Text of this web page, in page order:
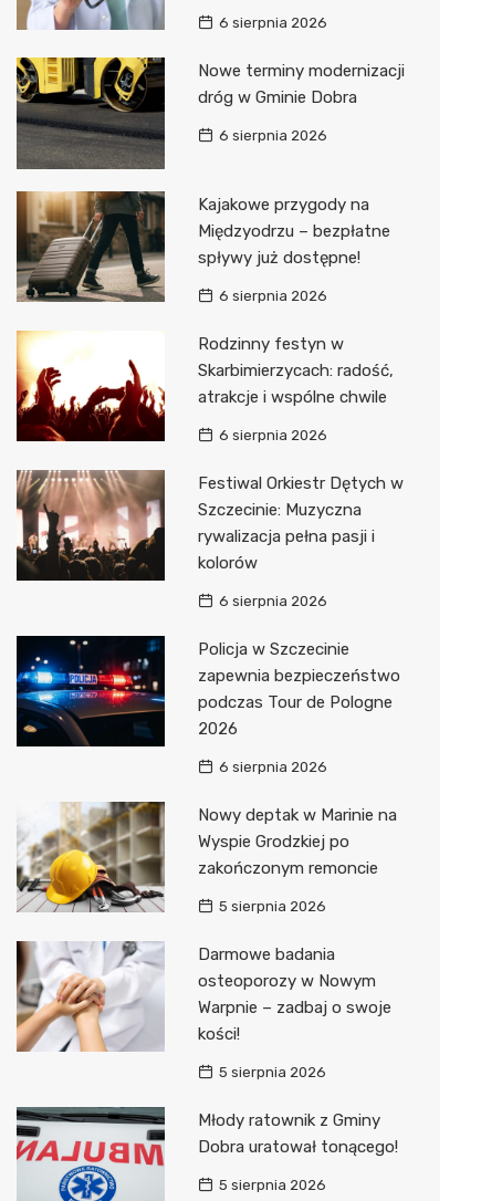
6 sierpnia 2026
Nowe terminy modernizacji
dróg w Gminie Dobra
6 sierpnia 2026
Kajakowe przygody na
Międzyodrzu – bezpłatne
spływy już dostępne!
6 sierpnia 2026
Rodzinny festyn w
Skarbimierzycach: radość,
atrakcje i wspólne chwile
6 sierpnia 2026
Festiwal Orkiestr Dętych w
Szczecinie: Muzyczna
rywalizacja pełna pasji i
kolorów
6 sierpnia 2026
Policja w Szczecinie
zapewnia bezpieczeństwo
podczas Tour de Pologne
2026
6 sierpnia 2026
Nowy deptak w Marinie na
Wyspie Grodzkiej po
zakończonym remoncie
5 sierpnia 2026
Darmowe badania
osteoporozy w Nowym
Warpnie – zadbaj o swoje
kości!
5 sierpnia 2026
Młody ratownik z Gminy
Dobra uratował tonącego!
5 sierpnia 2026